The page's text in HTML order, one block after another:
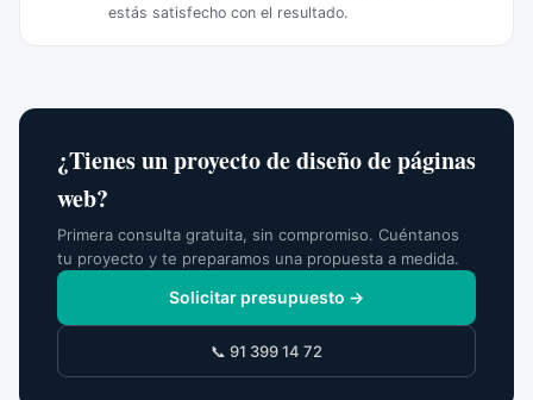
estás satisfecho con el resultado.
¿Tienes un proyecto de diseño de páginas
web?
Primera consulta gratuita, sin compromiso. Cuéntanos
tu proyecto y te preparamos una propuesta a medida.
Solicitar presupuesto →
📞 91 399 14 72